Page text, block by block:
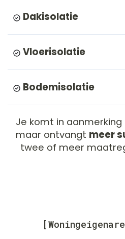
Dakisolatie
Vloerisolatie
Bodemisolatie
Je komt in aanmerking
maar ontvangt meer
twee of meer